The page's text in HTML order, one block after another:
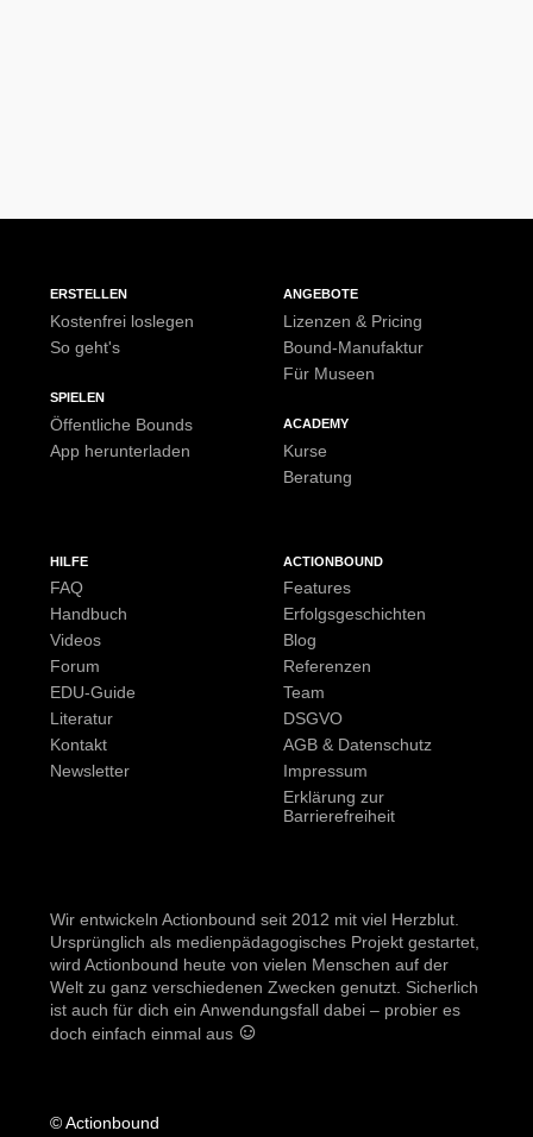
ERSTELLEN
Kostenfrei loslegen
So geht's
SPIELEN
Öffentliche Bounds
App herunterladen
ANGEBOTE
Lizenzen & Pricing
Bound-Manufaktur
Für Museen
ACADEMY
Kurse
Beratung
HILFE
FAQ
Handbuch
Videos
Forum
EDU-Guide
Literatur
Kontakt
Newsletter
ACTIONBOUND
Features
Erfolgsgeschichten
Blog
Referenzen
Team
DSGVO
AGB & Datenschutz
Impressum
Erklärung zur
Barrierefreiheit
Wir entwickeln Actionbound seit 2012 mit viel Herzblut.
Ursprünglich als medienpädagogisches Projekt gestartet,
wird Actionbound heute von vielen Menschen auf der
Welt zu ganz verschiedenen Zwecken genutzt. Sicherlich
ist auch für dich ein Anwendungsfall dabei – probier es
doch einfach einmal aus
© Actionbound